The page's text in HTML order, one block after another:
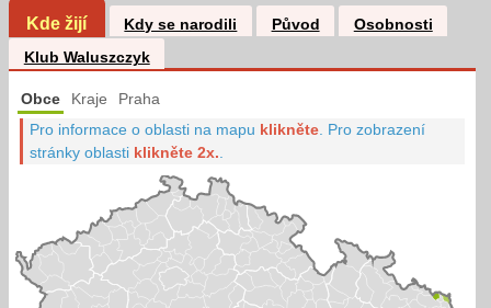
Kde žijí Kdy se narodili Původ
Osobnosti
Klub Waluszczyk
Obce Kraje Praha
Pro informace o oblasti na mapu klikněte Pro zobrazení
stránky oblasti klikněte 2x.